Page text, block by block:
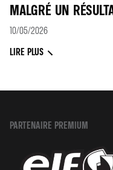
MALGRÉ UN
10/05/2026
LIRE PLUS
PARTENAIRE PREMIUM